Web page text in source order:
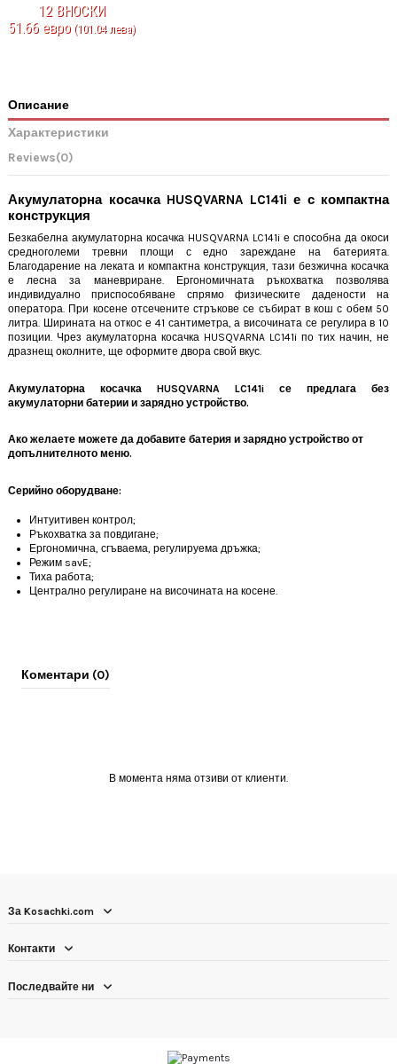
12 ВНОСКИ
51.66 евро(101.04 лева)
Описание
Характеристики
Reviews(0)
Акумулаторна косачка HUSQVARNA LC141i е с компактна
конструкция
Безкабелна акумулаторна косачка HUSQVARNA LC141i е способна да окоси
средноголеми тревни площи с едно зареждане на батерията.
Благодарение на леката и компактна конструкция, тази безжична косачка
е лесна за маневриране. Ергономичната ръкохватка позволява
индивидуално приспособяване спрямо физическите дадености на
оператора. При косене отсечените стръкове се събират в кош с обем 50
литра. Ширината на откос е 41 сантиметра, а височината се регулира в 10
позиции. Чрез акумулаторна косачка HUSQVARNA LC141i по тих начин, не
дразнещ околните, ще оформите двора свой вкус.
Акумулаторна косачка HUSQVARNA LC141i се предлага без
акумулаторни батерии и зарядно устройство.
Ако желаете можете да добавите батерия и зарядно устройство от
допълнителното меню.
Серийно оборудване:
Интуитивен контрол;
Ръкохватка за повдигане;
Ергономична, сгъваема, регулируема дръжка;
Режим savE;
Тиха работа;
Централно регулиране на височината на косене.
Коментари (0)
В момента няма отзиви от клиенти.
За Kosachki.com
Контакти
Последвайте ни